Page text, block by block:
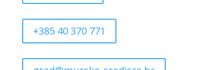
+385 40 370 771